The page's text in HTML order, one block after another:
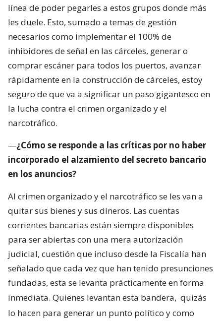
línea de poder pegarles a estos grupos donde más
les duele. Esto, sumado a temas de gestión
necesarios como implementar el 100% de
inhibidores de señal en las cárceles, generar o
comprar escáner para todos los puertos, avanzar
rápidamente en la construcción de cárceles, estoy
seguro de que va a significar un paso gigantesco en
la lucha contra el crimen organizado y el
narcotráfico.
—¿Cómo se responde a las críticas por no haber
incorporado el alzamiento del secreto bancario
en los anuncios?
Al crimen organizado y el narcotráfico se les van a
quitar sus bienes y sus dineros. Las cuentas
corrientes bancarias están siempre disponibles
para ser abiertas con una mera autorización
judicial, cuestión que incluso desde la Fiscalía han
señalado que cada vez que han tenido presunciones
fundadas, esta se levanta prácticamente en forma
inmediata. Quienes levantan esta bandera, quizás
lo hacen para generar un punto político y como